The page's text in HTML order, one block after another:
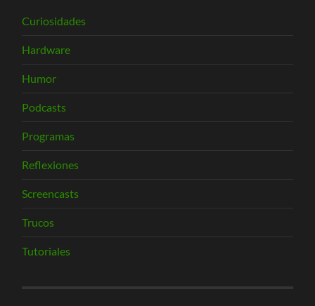
Curiosidades
Hardware
Humor
Podcasts
Programas
Reflexiones
Screencasts
Trucos
Tutoriales